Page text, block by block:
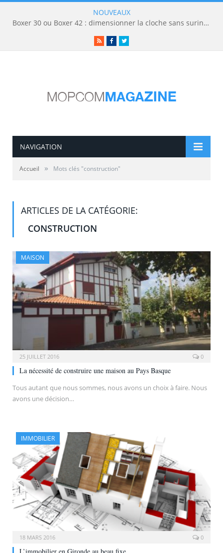
NOUVEAUX
Boxer 30 ou Boxer 42 : dimensionner la cloche sans surinvestir
RSSFacebookTwitter
NAVIGATION
Accueil » Mots clés "construction"
ARTICLES DE LA CATÉGORIE:
CONSTRUCTION
MAISON
25 JUILLET 2016 0
La nécessité de construire une maison au Pays Basque
Tous autant que nous sommes, nous avons un choix à faire. Nous
avons une décision…
IMMOBILIER
18 MARS 2016 0
L’immobilier en Gironde au beau fixe